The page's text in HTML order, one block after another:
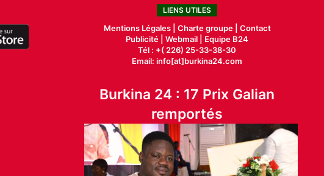
LIENS UTILES
Mentions Légales | Charte groupe | Contact
Publicité |Webmail |
Equipe B24
Tél : +( 226) 25-33-38-30
Email: info[at]burkina24.com
Burkina 24 : 17 Prix Galian
remportés